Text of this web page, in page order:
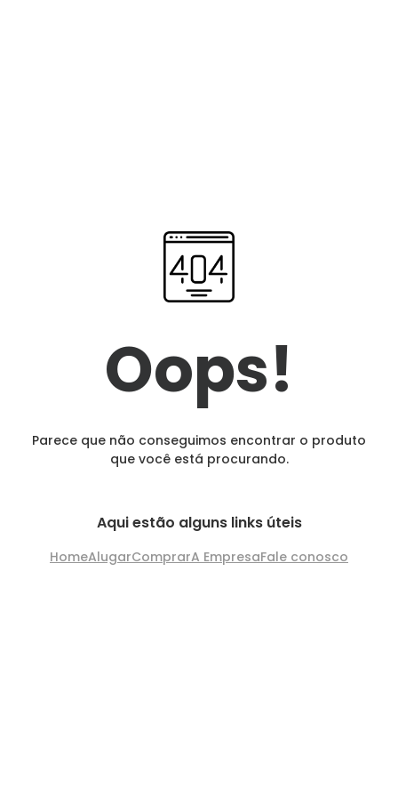
Oops!
Parece que não conseguimos encontrar o produto
que você está procurando.
Aqui estão alguns links úteis
HomeAlugarComprarA EmpresaFale conosco